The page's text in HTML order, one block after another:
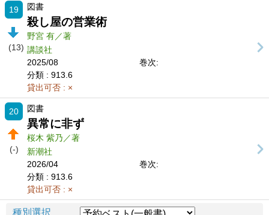
19
(13)
図書
殺し屋の営業術
野宮 有／著
講談社
2025/08
巻次:
分類 : 913.6
貸出可否 : ×
20
(-)
図書
異常に非ず
桜木 紫乃／著
新潮社
2026/04
巻次:
分類 : 913.6
貸出可否 : ×
種別選択